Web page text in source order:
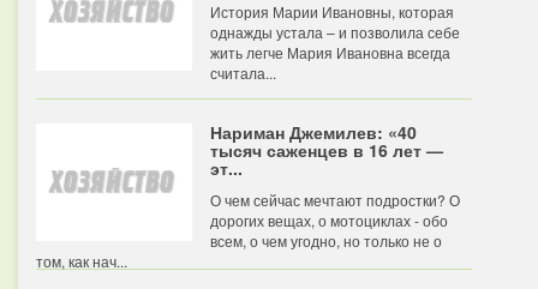
История Марии Ивановны, которая
однажды устала – и позволила себе
жить легче Мария Ивановна всегда
считала...
Нариман Джемилев: «40
тысяч саженцев в 16 лет —
эт...
О чем сейчас мечтают подростки? О
дорогих вещах, о мотоциклах - обо
всем, о чем угодно, но только не о
том, как нач...